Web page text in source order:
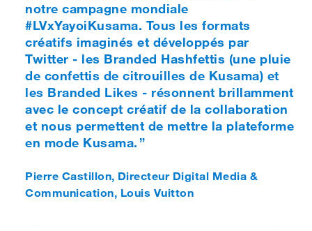
notre campagne mondiale
#LVxYayoiKusama. Tous les formats
créatifs imaginés et développés par
Twitter - les Branded Hashfettis (une pluie
de confettis de citrouilles de Kusama) et
les Branded Likes - résonnent brillamment
avec le concept créatif de la collaboration
et nous permettent de mettre la plateforme
en mode Kusama.
Pierre Castillon, Directeur Digital Media &
Communication, Louis Vuitton